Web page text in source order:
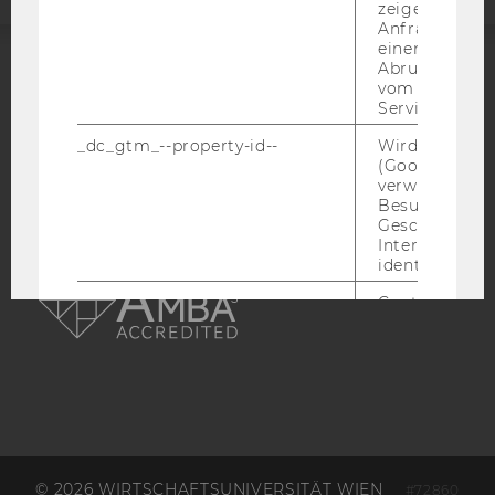
© 2026 WIRTSCHAFTSUNIVERSITÄT WIEN #72860
zeigen Opt-
Anfrage im
einen Fehler
Abrufen
vom AMP
Service an.
_dc_gtm_--property-id--
Wird von
(Google Tag
verwendet,
Besucher
Geschlecht
Interessen zu
identifizieren.
_ga
Contains a
_gat_gtag
Certain data